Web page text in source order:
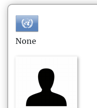
None